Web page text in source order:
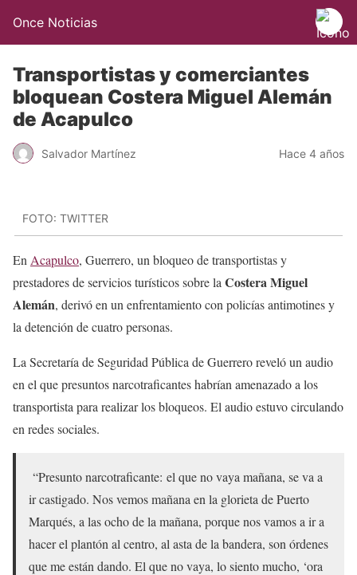
Once Noticias
Transportistas y comerciantes
bloquean Costera Miguel Alemán
de Acapulco
Salvador Martínez Hace 4 años
FOTO: TWITTER
En Acapulco, Guerrero, un bloqueo de transportistas y
prestadores de servicios turísticos sobre la Costera Miguel
Alemán, derivó en un enfrentamiento con policías antimotines y
la detención de cuatro personas.
La Secretaría de Seguridad Pública de Guerrero reveló un audio
en el que presuntos narcotraficantes habrían amenazado a los
transportista para realizar los bloqueos. El audio estuvo circulando
en redes sociales.
“Presunto narcotraficante: el que no vaya mañana, se va a
ir castigado. Nos vemos mañana en la glorieta de Puerto
Marqués, a las ocho de la mañana, porque nos vamos a ir a
hacer el plantón al centro, al asta de la bandera, son órdenes
que me están dando. El que no vaya, lo siento mucho, ‘ora